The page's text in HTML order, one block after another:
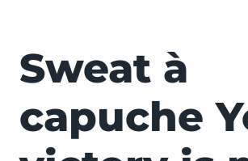
Sweat à
capuche